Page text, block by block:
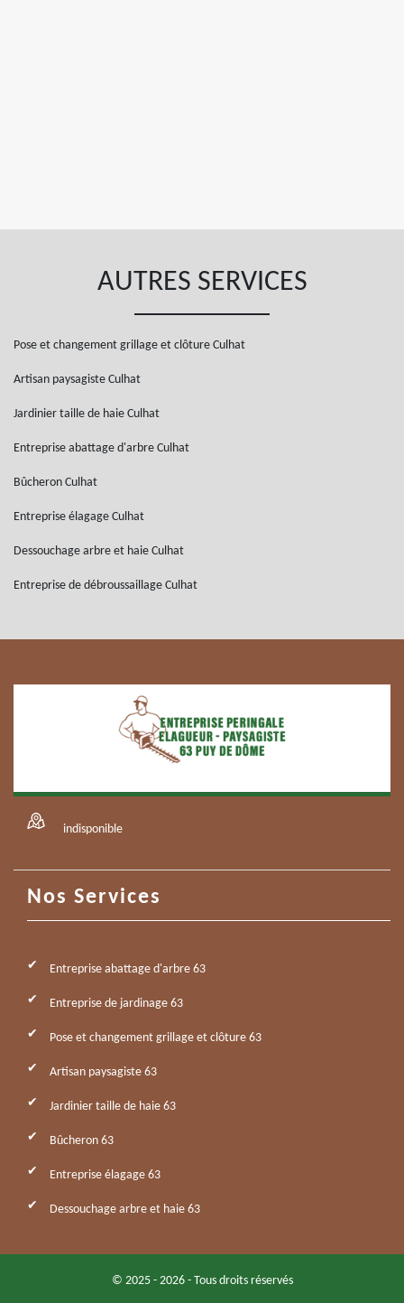
AUTRES SERVICES
Pose et changement grillage et clôture Culhat
Artisan paysagiste Culhat
Jardinier taille de haie Culhat
Entreprise abattage d'arbre Culhat
Bûcheron Culhat
Entreprise élagage Culhat
Dessouchage arbre et haie Culhat
Entreprise de débroussaillage Culhat
indisponible
Nos Services
Entreprise abattage d'arbre 63
Entreprise de jardinage 63
Pose et changement grillage et clôture 63
Artisan paysagiste 63
Jardinier taille de haie 63
Bûcheron 63
Entreprise élagage 63
Dessouchage arbre et haie 63
© 2025 - 2026 - Tous droits réservés